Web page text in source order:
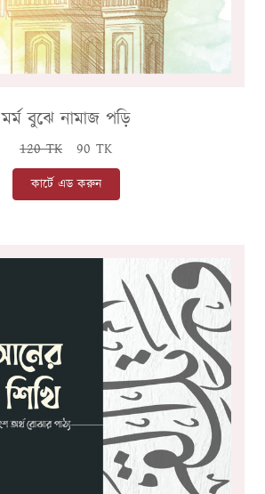
মর্ম বুঝে নামাজ পড়ি
120 TK 90 TK
কার্টে এড করুন